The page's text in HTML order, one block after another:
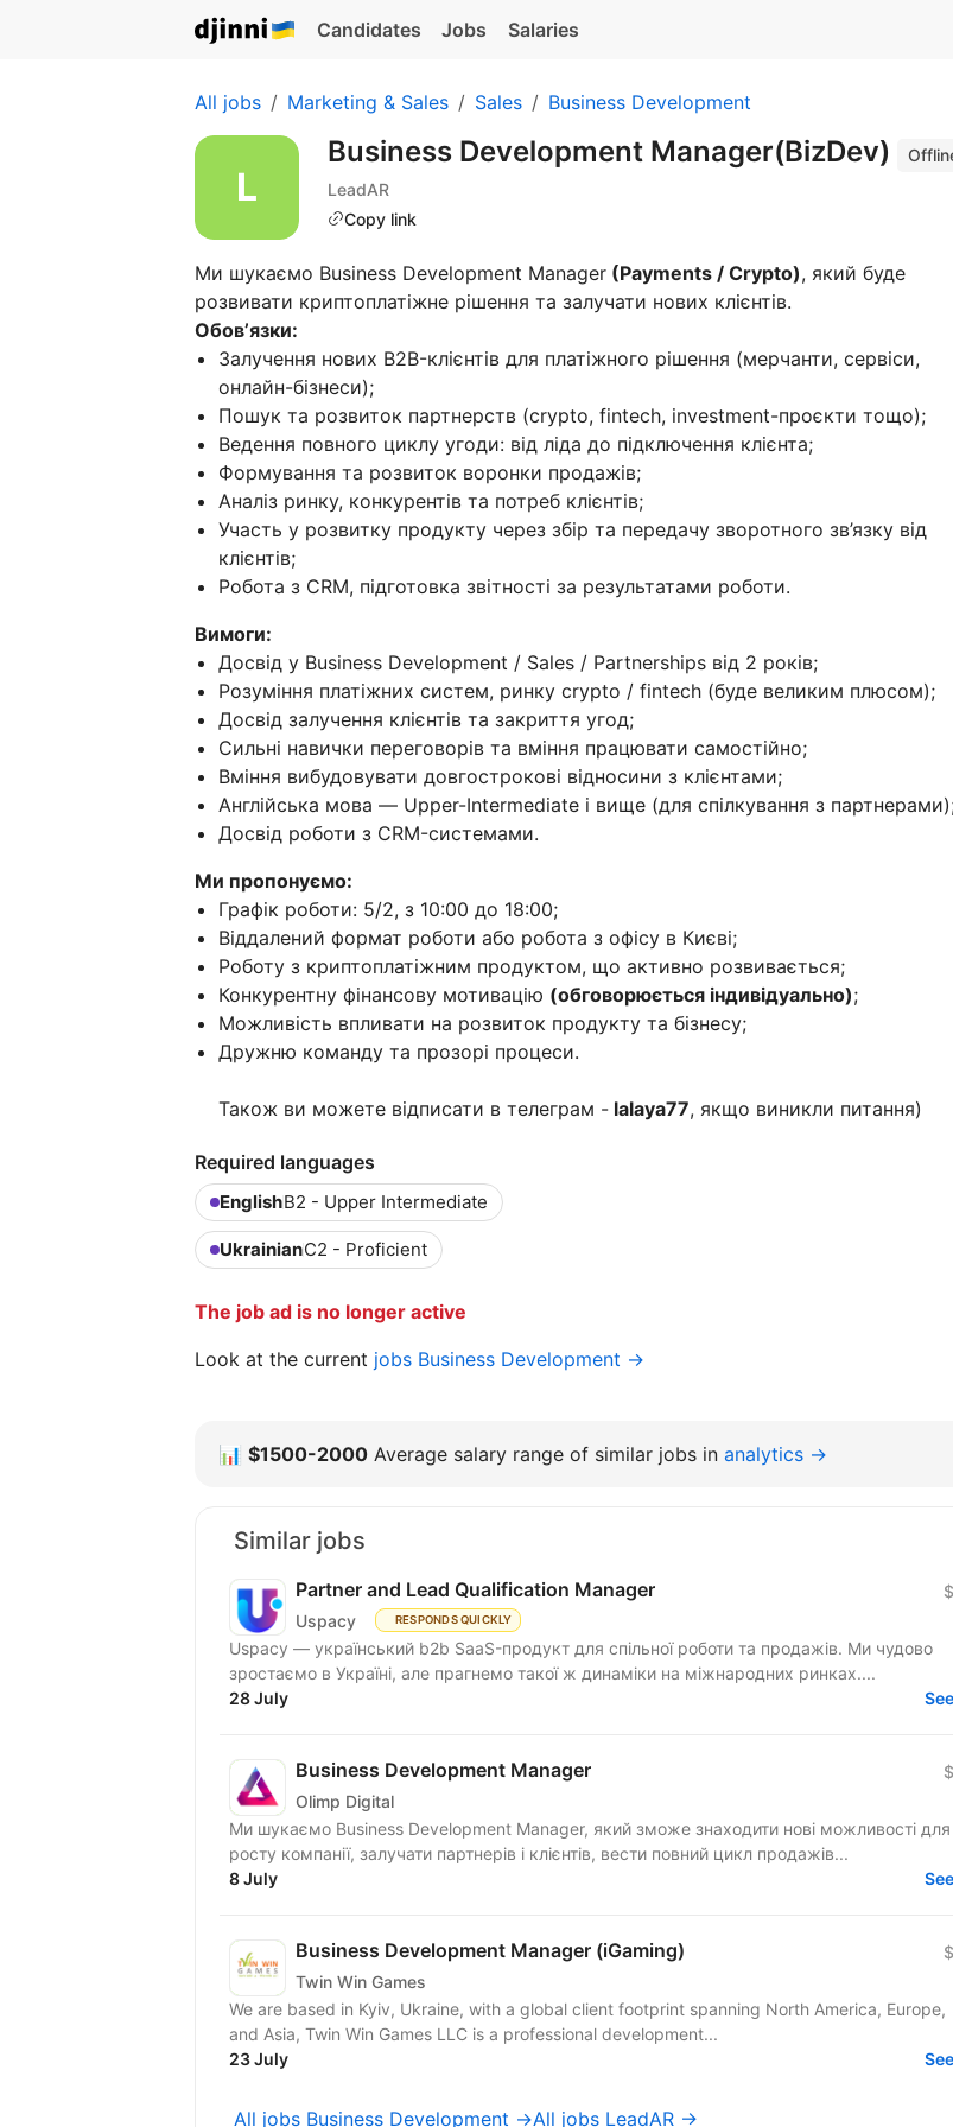
Candidates Jobs Salaries
All jobs Marketing & Sales Sales Business Development
Business Development Manager(BizDev)
LeadAR
Copy link
Ми шукаємо Business Development Manager (Payments / Crypto), який буде
розвивати криптоплатіжне рішення та залучати нових клієнтів.
Обовʼязки:
Залучення нових B2B-клієнтів для платіжного рішення (мерчанти, сервіси,
онлайн-бізнеси);
Пошук та розвиток партнерств (crypto, fintech, investment-проєкти тощо);
Ведення повного циклу угоди: від ліда до підключення клієнта;
Формування та розвиток воронки продажів;
Аналіз ринку, конкурентів та потреб клієнтів;
Участь у розвитку продукту через збір та передачу зворотного зв’язку від
клієнтів;
Робота з CRM, підготовка звітності за результатами роботи.
Вимоги:
Досвід у Business Development / Sales / Partnerships від 2 років;
Розуміння платіжних систем, ринку crypto / fintech (буде великим плюсом);
Досвід залучення клієнтів та закриття угод;
Сильні навички переговорів та вміння працювати самостійно;
Вміння вибудовувати довгострокові відносини з клієнтами;
Англійська мова — Upper-Intermediate і вище (для спілкування з
Досвід роботи з CRM-системами.
Ми пропонуємо:
Графік роботи: 5/2, з 10:00 до 18:00;
Віддалений формат роботи або робота з офісу в Києві;
Роботу з криптоплатіжним продуктом, що активно розвивається;
Конкурентну фінансову мотивацію (обговорюється індивідуально);
Можливість впливати на розвиток продукту та бізнесу;
Дружню команду та прозорі процеси.
Також ви можете відписати в телеграм - lalaya77, якщо виникли питання)
Required languages
EnglishB2 - Upper Intermediate
UkrainianC2 - Proficient
The job ad is no longer active
Look at the current jobs Business Development →
📊 $1500-2000 Average salary range of similar jobs in analytics →
Similar jobs
Partner and Lead Qualification Manager
Uspacy RESPONDS QUICKLY
$
Uspacy — український b2b SaaS-продукт для спільної роботи та продажів. Ми чудово
зростаємо в Україні, але прагнемо такої ж динаміки на міжнародних ринках....
28 July
See
Business Development Manager
Olimp Digital
$
Ми шукаємо Business Development Manager, який зможе знаходити нові можливості для
росту компанії, залучати партнерів і клієнтів, вести повний цикл продажів...
8 July
See
Business Development Manager (iGaming)
Twin Win Games
$
We are based in Kyiv, Ukraine, with a global client footprint spanning North America, Europe,
and Asia, Twin Win Games LLC is a professional development...
23 July
See
All jobs Business Development →All jobs LeadAR →